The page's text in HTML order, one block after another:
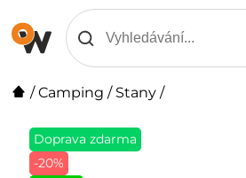
/Camping / Stany /
Doprava zdarma
-20%